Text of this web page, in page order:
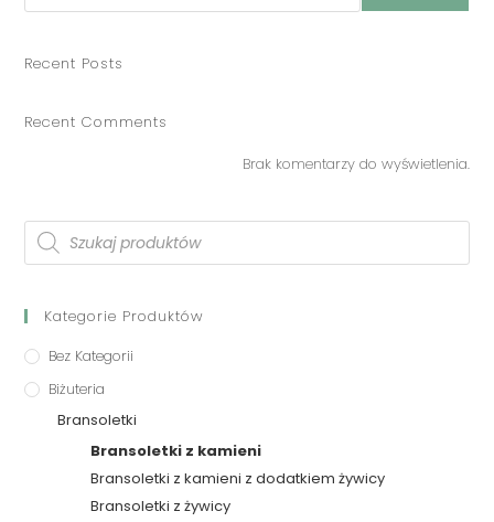
Recent Posts
Recent Comments
Brak komentarzy do wyświetlenia.
Kategorie Produktów
Bez Kategorii
Biżuteria
Bransoletki
Bransoletki z kamieni
Bransoletki z kamieni z dodatkiem żywicy
Bransoletki z żywicy